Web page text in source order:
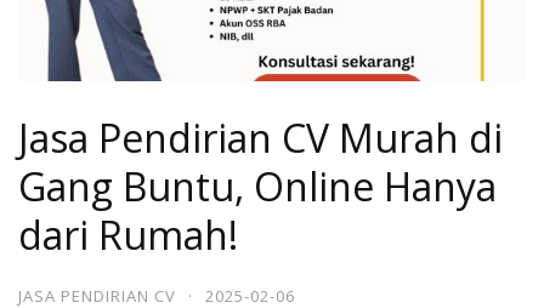
Jasa Pendirian CV Murah di
Gang Buntu, Online Hanya
dari Rumah!
JASA PENDIRIAN CV · 2025-02-06